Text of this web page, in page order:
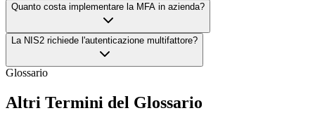
Quanto costa implementare la MFA in azienda?
La NIS2 richiede l'autenticazione multifattore?
Glossario
Altri Termini del Glossario